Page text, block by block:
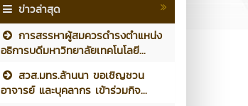
ข่าวล่าสุด
การสรรหาผู้สมควรดำรงตำแหน่ง
อธิการบดีมหาวิทยาลัยเทคโนโลยี...
สวส.มทร.ล้านนา ขอเชิญชวน
อาจารย์ และบุคลากร เข้าร่วมกิจ...